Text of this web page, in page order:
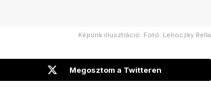
Képünk illusztráció. Fotó: Lehoczky Rella
Megosztom a Twitteren